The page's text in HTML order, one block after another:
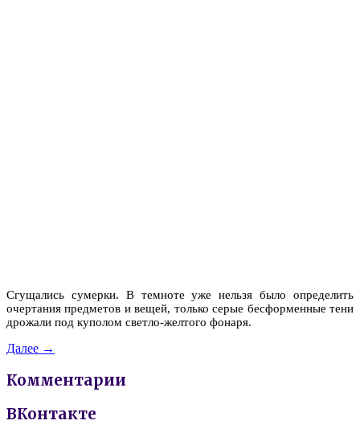
Сгущались сумерки. В темноте уже нельзя было определить
очертания предметов и вещей, только серые бесформенные тени
дрожали под куполом светло-желтого фонаря.
Далее →
Комментарии
ВКонтакте